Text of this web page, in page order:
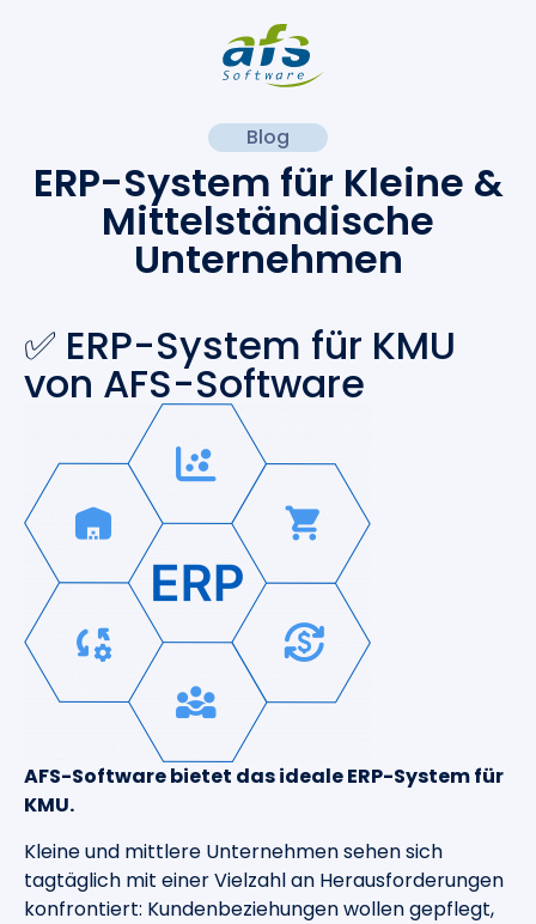
Blog
ERP-System für Kleine &
Mittelständische
Unternehmen
✅ ERP-System für KMU
von AFS-Software
AFS-Software bietet das ideale ERP-System für
KMU.
Kleine und mittlere Unternehmen sehen sich
tagtäglich mit einer Vielzahl an Herausforderungen
konfrontiert: Kundenbeziehungen wollen gepflegt,